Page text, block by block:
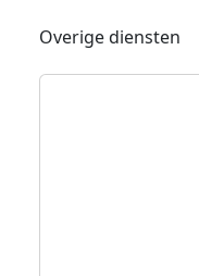
Overige diensten